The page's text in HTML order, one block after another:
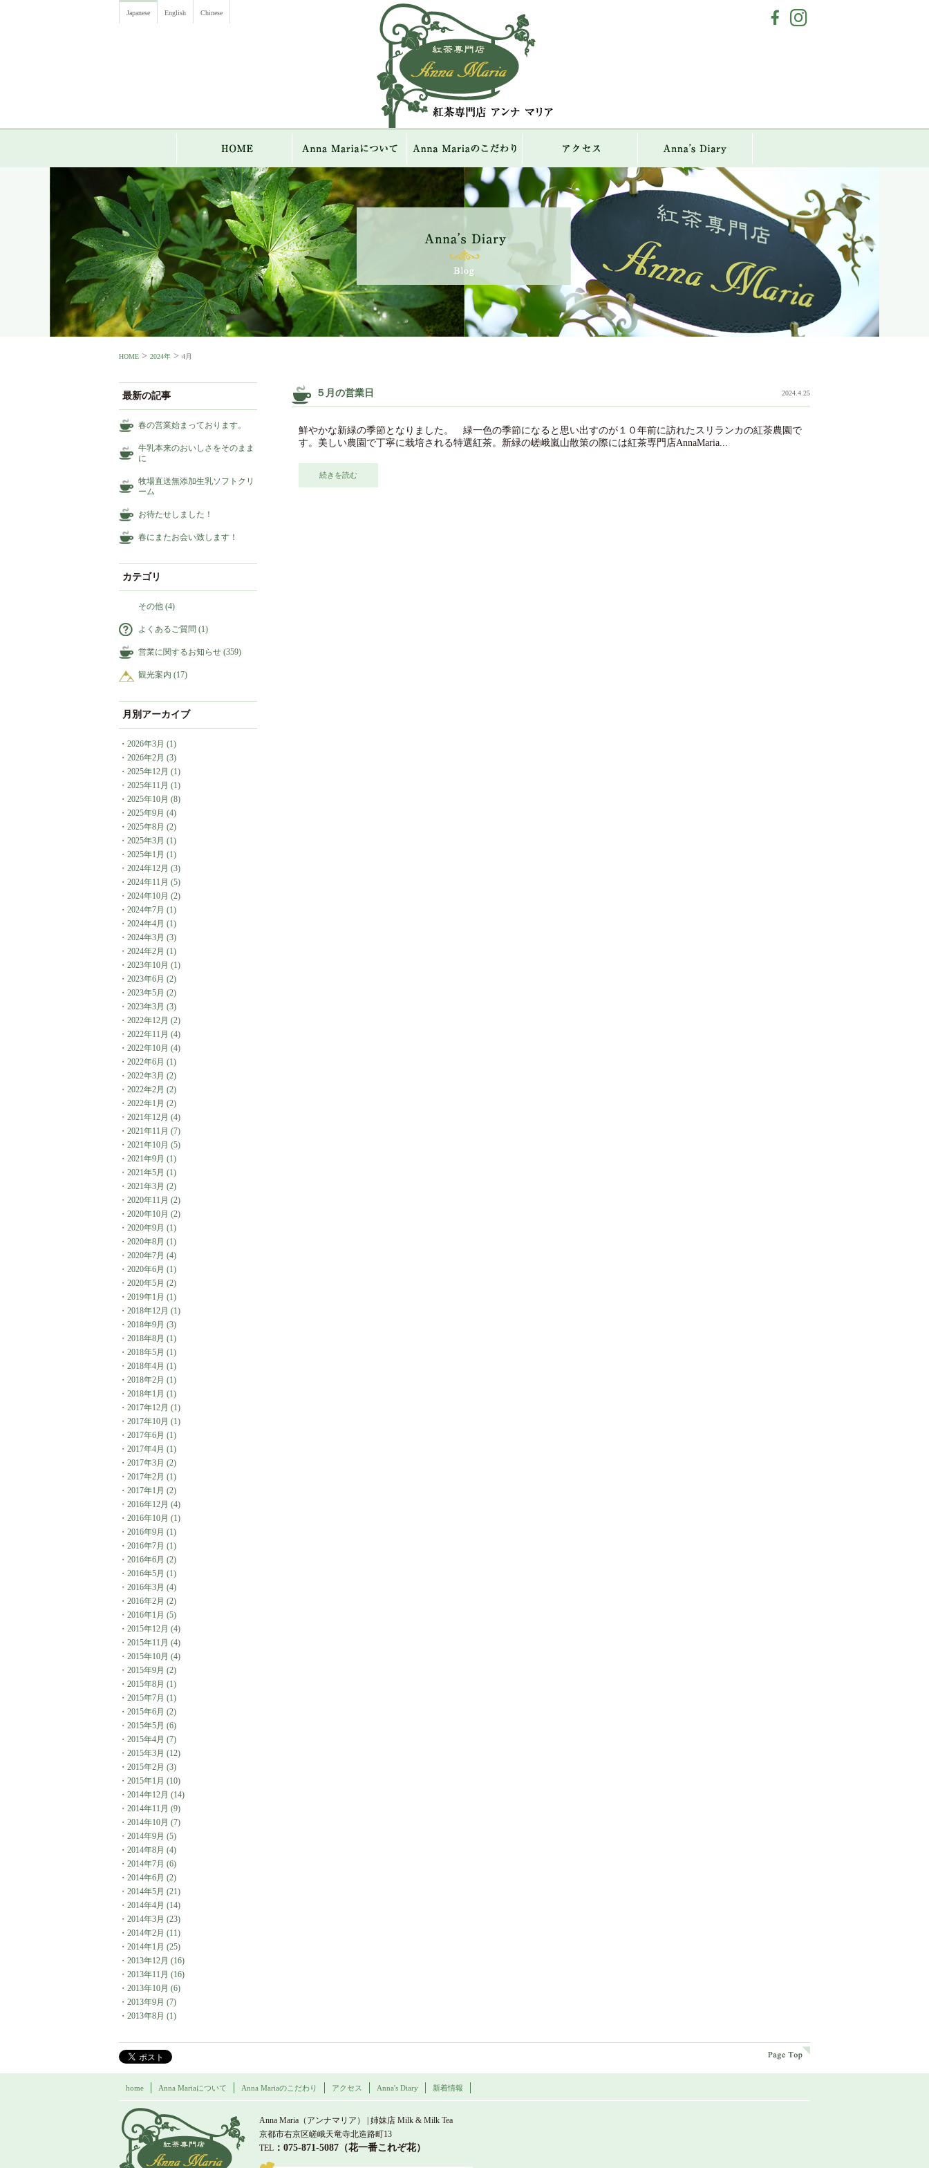
Japanese English Chinese
HOME > 2024年 > 4月
５月の営業日 2024.4.25
鮮やかな新緑の季節となりました。 緑一色の季節になると思い出すのが１０年前に訪れたスリランカの紅茶農園で
す。美しい農園で丁寧に栽培される特選紅茶。新緑の嵯峨嵐山散策の際には紅茶専門店AnnaMaria...
続きを読む
最新の記事
春の営業始まっております。
牛乳本来のおいしさをそのまま
に
牧場直送無添加生乳ソフトクリ
ーム
お待たせしました！
春にまたお会い致します！
カテゴリ
その他 (4)
よくあるご質問 (1)
営業に関するお知らせ (359)
観光案内 (17)
月別アーカイブ
・ 2026年3月 (1)
・ 2026年2月 (3)
・ 2025年12月 (1)
・ 2025年11月 (1)
・ 2025年10月 (8)
・ 2025年9月 (4)
・ 2025年8月 (2)
・ 2025年3月 (1)
・ 2025年1月 (1)
・ 2024年12月 (3)
・ 2024年11月 (5)
・ 2024年10月 (2)
・ 2024年7月 (1)
・ 2024年4月 (1)
・ 2024年3月 (3)
・ 2024年2月 (1)
・ 2023年10月 (1)
・ 2023年6月 (2)
・ 2023年5月 (2)
・ 2023年3月 (3)
・ 2022年12月 (2)
・ 2022年11月 (4)
・ 2022年10月 (4)
・ 2022年6月 (1)
・ 2022年3月 (2)
・ 2022年2月 (2)
・ 2022年1月 (2)
・ 2021年12月 (4)
・ 2021年11月 (7)
・ 2021年10月 (5)
・ 2021年9月 (1)
・ 2021年5月 (1)
・ 2021年3月 (2)
・ 2020年11月 (2)
・ 2020年10月 (2)
・ 2020年9月 (1)
・ 2020年8月 (1)
・ 2020年7月 (4)
・ 2020年6月 (1)
・ 2020年5月 (2)
・ 2019年1月 (1)
・ 2018年12月 (1)
・ 2018年9月 (3)
・ 2018年8月 (1)
・ 2018年5月 (1)
・ 2018年4月 (1)
・ 2018年2月 (1)
・ 2018年1月 (1)
・ 2017年12月 (1)
・ 2017年10月 (1)
・ 2017年6月 (1)
・ 2017年4月 (1)
・ 2017年3月 (2)
・ 2017年2月 (1)
・ 2017年1月 (2)
・ 2016年12月 (4)
・ 2016年10月 (1)
・ 2016年9月 (1)
・ 2016年7月 (1)
・ 2016年6月 (2)
・ 2016年5月 (1)
・ 2016年3月 (4)
・ 2016年2月 (2)
・ 2016年1月 (5)
・ 2015年12月 (4)
・ 2015年11月 (4)
・ 2015年10月 (4)
・ 2015年9月 (2)
・ 2015年8月 (1)
・ 2015年7月 (1)
・ 2015年6月 (2)
・ 2015年5月 (6)
・ 2015年4月 (7)
・ 2015年3月 (12)
・ 2015年2月 (3)
・ 2015年1月 (10)
・ 2014年12月 (14)
・ 2014年11月 (9)
・ 2014年10月 (7)
・ 2014年9月 (5)
・ 2014年8月 (4)
・ 2014年7月 (6)
・ 2014年6月 (2)
・ 2014年5月 (21)
・ 2014年4月 (14)
・ 2014年3月 (23)
・ 2014年2月 (11)
・ 2014年1月 (25)
・ 2013年12月 (16)
・ 2013年11月 (16)
・ 2013年10月 (6)
・ 2013年9月 (7)
・ 2013年8月 (1)
home Anna Mariaについて Anna Mariaのこだわり アクセス Anna's Diary 新着情報
紅茶専門店 Anna Maria
Anna Maria（アンナマリア） | 姉妹店 Milk & Milk Tea
京都市右京区嵯峨天竜寺北造路町13
TEL ：075-871-5087（花一番これぞ花）